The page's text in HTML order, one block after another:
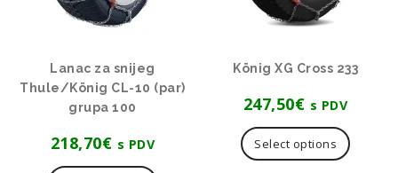
Lanac za snijeg
Thule/König CL-10 (par)
grupa 100
218,70€ s PDV
König XG Cross 233
247,50€ s PDV
Select options